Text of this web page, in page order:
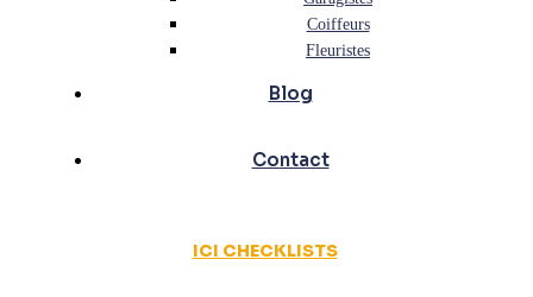
Coiffeurs
Fleuristes
Blog
Contact
ICI CHECKLISTS